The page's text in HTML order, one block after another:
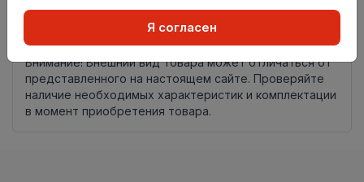
происхождения
Нет в наличии
Внимание! Внешний вид товара может отличаться от
представленного на настоящем сайте. Проверяйте
наличие необходимых характеристик и комплектации
в момент приобретения товара.
Я согласен